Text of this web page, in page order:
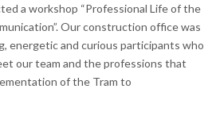
a workshop “Professional Life of the
Our construction office was
energetic and curious participants who
our team and the professions that
of the Tram to